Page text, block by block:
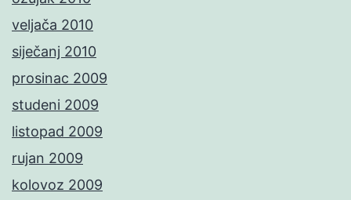
veljača 2010
siječanj 2010
prosinac 2009
studeni 2009
listopad 2009
rujan 2009
kolovoz 2009